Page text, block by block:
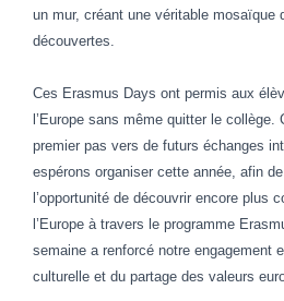
un mur, créant une véritable mosaïque
découvertes.
Ces Erasmus Days ont permis aux
l’Europe sans même quitter le
premier pas vers de futurs échanges
espérons organiser cette année, afin
l’opportunité de découvrir encore plus
l’Europe à travers le programme
semaine a renforcé notre engagement
culturelle et du partage des valeurs